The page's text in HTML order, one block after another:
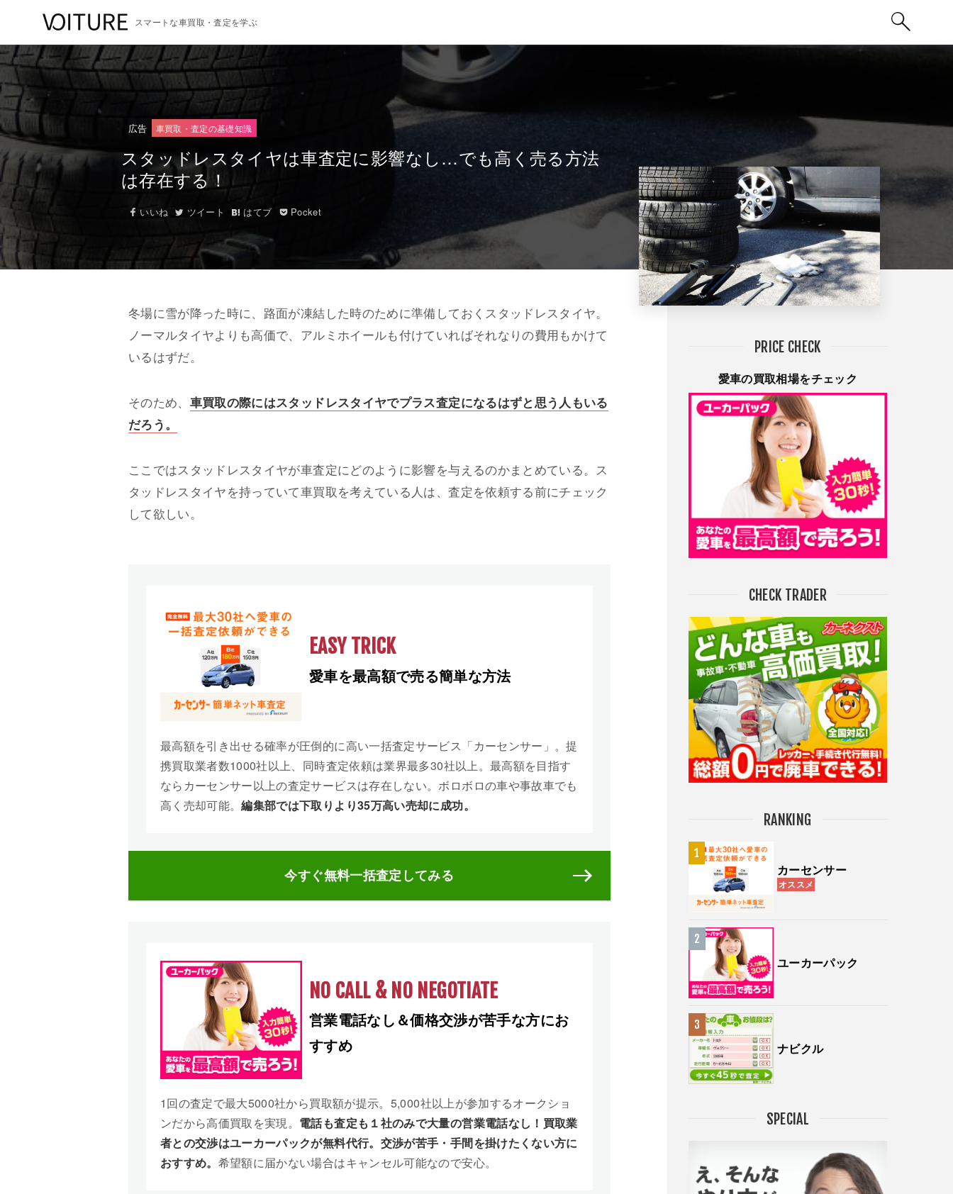
スマートな車買取・査定を学ぶ
広告 車買取・査定の基礎知識
スタッドレスタイヤは車査定に影響なし…でも高く売る方法
は存在する！
いいね ツイート はてブ Pocket
冬場に雪が降った時に、路面が凍結した時のために準備しておくスタッドレスタイヤ。
ノーマルタイヤよりも高価で、アルミホイールも付けていればそれなりの費用もかけて
いるはずだ。
そのため、 車買取の際にはスタッドレスタイヤでプラス査定になるはずと思う人もいる
だろう。
ここではスタッドレスタイヤが車査定にどのように影響を与えるのかまとめている。ス
タッドレスタイヤを持っていて車買取を考えている人は、査定を依頼する前にチェック
して欲しい。
EASY TRICK
愛車を最高額で売る簡単な方法
最高額を引き出せる確率が圧倒的に高い一括査定サービス「カーセンサー」。提
携買取業者数1000社以上、同時査定依頼は業界最多30社以上。最高額を目指す
ならカーセンサー以上の査定サービスは存在しない。ボロボロの車や事故車でも
高く売却可能。編集部では下取りより35万高い売却に成功。
今すぐ無料一括査定してみる
NO CALL & NO NEGOTIATE
営業電話なし＆価格交渉が苦手な方にお
すすめ
1回の査定で最大5000社から買取額が提示。5,000社以上が参加するオークショ
ンだから高価買取を実現。 電話も査定も１社のみで大量の営業電話なし！買取業
者との交渉はユーカーパックが無料代行。交渉が苦手・手間を掛けたくない方に
おすすめ。 希望額に届かない場合はキャンセル可能なので安心。
PRICE CHECK
愛車の買取相場をチェック
CHECK TRADER
RANKING
カーセンサー
オススメ
ユーカーパック
ナビクル
SPECIAL